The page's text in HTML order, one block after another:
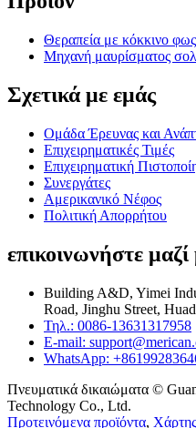
Θεραπεία με κόκκινο φως
Μηχανή μαυρίσματος
Σχετικά με εμάς
Ομάδα Έρευνας και
Επιχειρηματικές Τιμές
Επιχειρηματική
Συνεργάτες
Αμερικανικό Νέφος
Πολιτική Απορρήτου
επικοινωνήστε μαζί
Building A&D, Yimei
Road, Jinghu Street,
Τηλ.: 0086-13631317958
E-mail:
WhatsApp:
Πνευματικά δικαιώματα ©
Technology Co., Ltd.
Προτεινόμενα προϊόντα,